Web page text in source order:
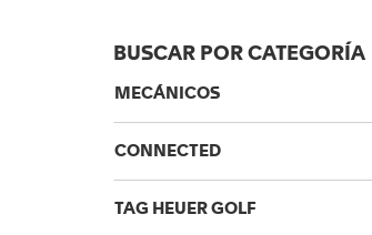
BUSCAR POR CATEGORÍA
MECÁNICOS
CONNECTED
TAG HEUER GOLF